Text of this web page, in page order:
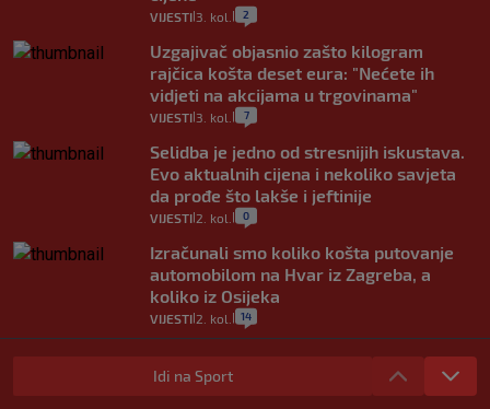
VIJESTI 3. kol. 2
Uzgajivač objasnio zašto kilogram
rajčica košta deset eura: "Nećete ih
vidjeti na akcijama u trgovinama"
VIJESTI 3. kol. 7
Selidba je jedno od stresnijih iskustava.
Evo aktualnih cijena i nekoliko savjeta
da prođe što lakše i jeftinije
VIJESTI 2. kol. 0
Izračunali smo koliko košta putovanje
automobilom na Hvar iz Zagreba, a
koliko iz Osijeka
VIJESTI 2. kol. 14
"Kći je otišla na more, a zaboravila
zdravstvenu iskaznicu". Kakva su prava
pacijenata izvan mjesta prebivališta?
Idi na Sport